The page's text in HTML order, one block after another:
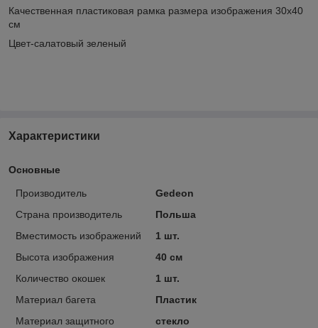
Качественная пластиковая рамка размера изображения 30х40
см
Цвет-салатовый зеленый
Характеристики
Основные
Производитель
Gedeon
Страна производитель
Польша
Вместимость изображений
1 шт.
Высота изображения
40 см
Количество окошек
1 шт.
Материал багета
Пластик
Материал защитного
стекло